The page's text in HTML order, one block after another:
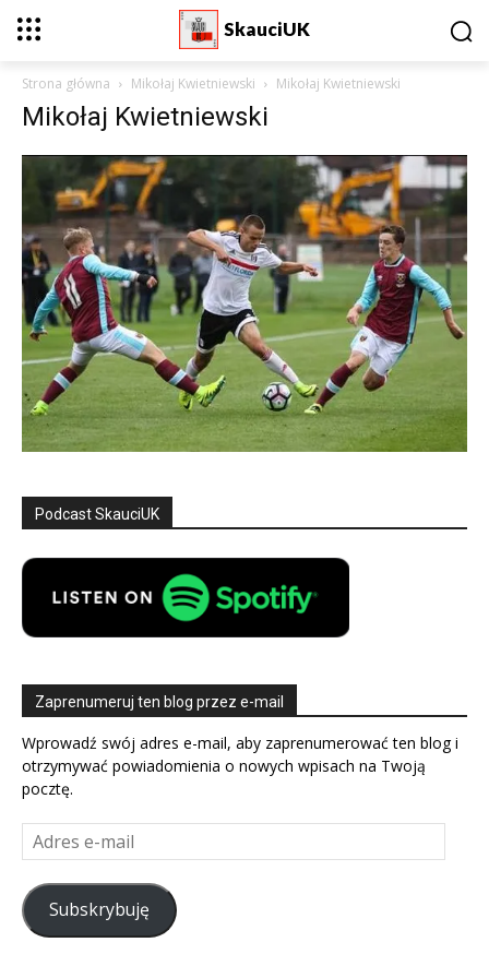
SkauciUK
Strona główna Mikołaj Kwietniewski Mikołaj Kwietniewski
Mikołaj Kwietniewski
Podcast SkauciUK
Zaprenumeruj ten blog przez e-mail
Wprowadź swój adres e-mail, aby zaprenumerować ten blog i
otrzymywać powiadomienia o nowych wpisach na Twoją
pocztę.
Adres
e-
mail
Subskrybuję